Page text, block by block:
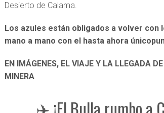
Desierto de Calama.
Los azules están obligados a volver con
mano a mano con el hasta ahora
EN IMÁGENES, EL VIAJE Y LA LLEGADA
MINERA
✈️ ¡El Bulla rumbo